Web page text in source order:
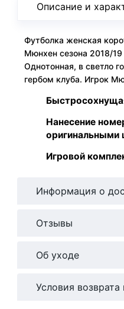
Описание и
Футболка женская
Мюнхен сезона 2018/19
Однотонная, в светло
гербом клуба. Игрок
Нанесение
Игровой
Информация о
Отзывы
Об уходе
Условия возврата